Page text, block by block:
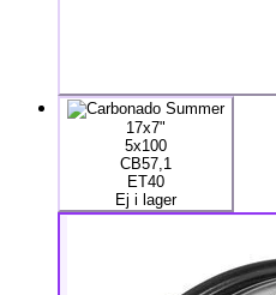
17x7"
5x100
CB57,1
ET40
Ej i lager